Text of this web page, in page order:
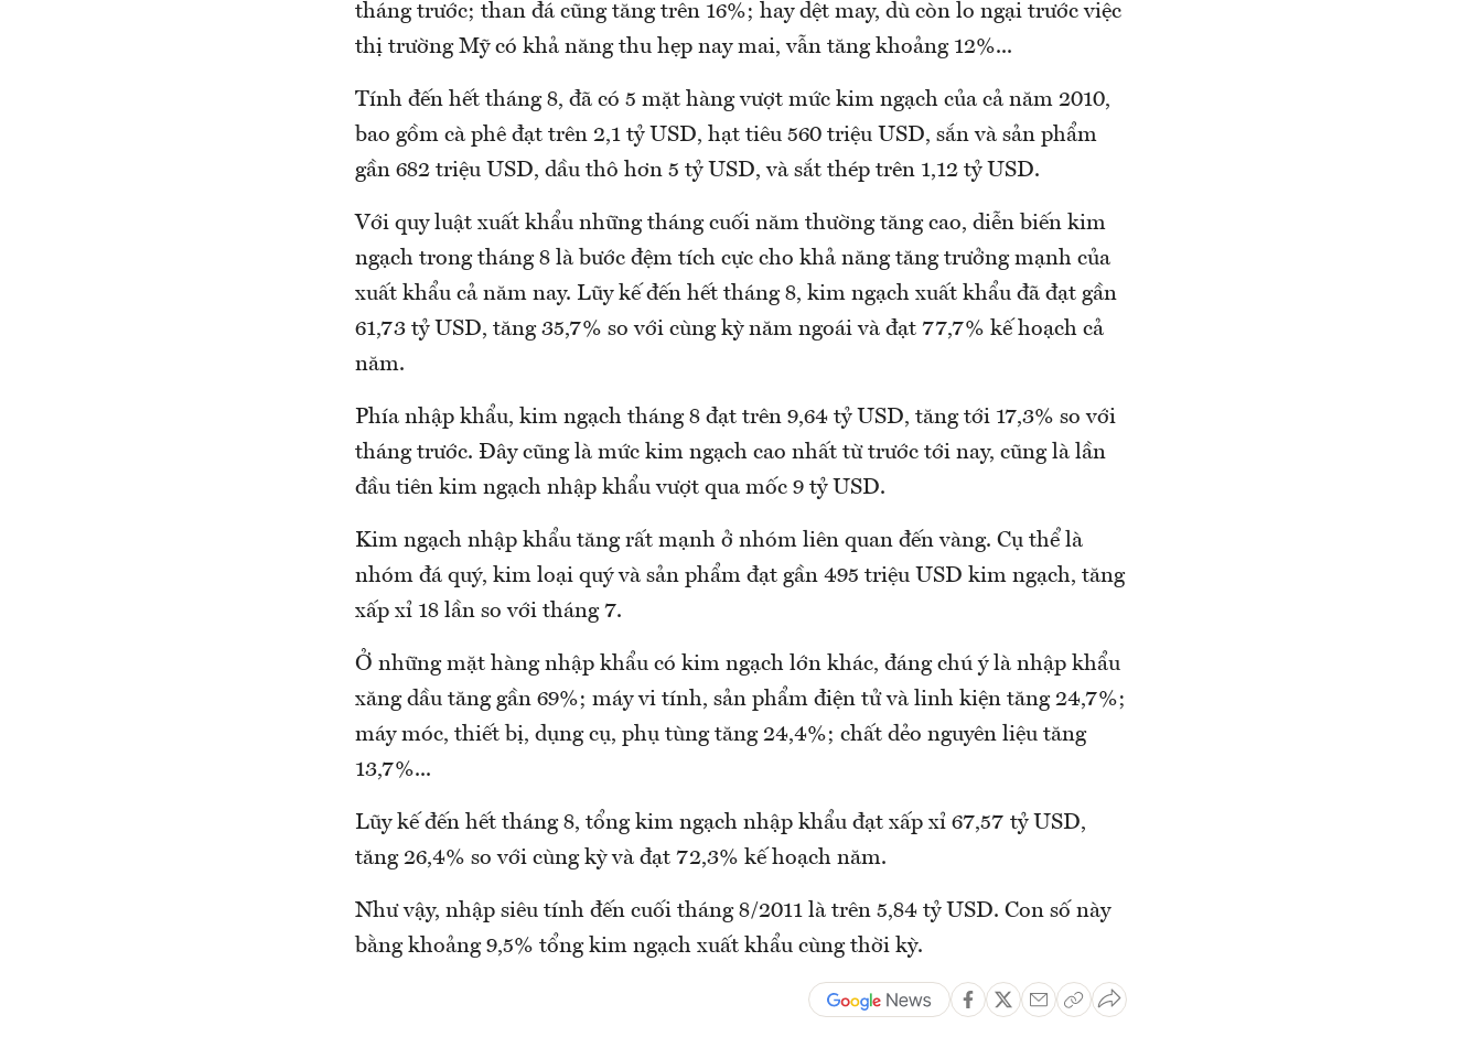
tháng trước; than đá cũng tăng trên 16%; hay dệt may, dù còn lo ngại trước việc
thị trường Mỹ có khả năng thu hẹp nay mai, vẫn tăng khoảng 12%...
Tính đến hết tháng 8, đã có 5 mặt hàng vượt mức kim ngạch của cả năm 2010,
bao gồm cà phê đạt trên 2,1 tỷ USD, hạt tiêu 560 triệu USD, sắn và sản phẩm
gần 682 triệu USD, dầu thô hơn 5 tỷ USD, và sắt thép trên 1,12 tỷ USD.
Với quy luật xuất khẩu những tháng cuối năm thường tăng cao, diễn biến kim
ngạch trong tháng 8 là bước đệm tích cực cho khả năng tăng trưởng mạnh của
xuất khẩu cả năm nay. Lũy kế đến hết tháng 8, kim ngạch xuất khẩu đã đạt gần
61,73 tỷ USD, tăng 35,7% so với cùng kỳ năm ngoái và đạt 77,7% kế hoạch cả
năm.
Phía nhập khẩu, kim ngạch tháng 8 đạt trên 9,64 tỷ USD, tăng tới 17,3% so với
tháng trước. Đây cũng là mức kim ngạch cao nhất từ trước tới nay, cũng là lần
đầu tiên kim ngạch nhập khẩu vượt qua mốc 9 tỷ USD.
Kim ngạch nhập khẩu tăng rất mạnh ở nhóm liên quan đến vàng. Cụ thể là
nhóm đá quý, kim loại quý và sản phẩm đạt gần 495 triệu USD kim ngạch, tăng
xấp xỉ 18 lần so với tháng 7.
Ở những mặt hàng nhập khẩu có kim ngạch lớn khác, đáng chú ý là nhập khẩu
xăng dầu tăng gần 69%; máy vi tính, sản phẩm điện tử và linh kiện tăng 24,7%;
máy móc, thiết bị, dụng cụ, phụ tùng tăng 24,4%; chất dẻo nguyên liệu tăng
13,7%...
Lũy kế đến hết tháng 8, tổng kim ngạch nhập khẩu đạt xấp xỉ 67,57 tỷ USD,
tăng 26,4% so với cùng kỳ và đạt 72,3% kế hoạch năm.
Như vậy, nhập siêu tính đến cuối tháng 8/2011 là trên 5,84 tỷ USD. Con số này
bằng khoảng 9,5% tổng kim ngạch xuất khẩu cùng thời kỳ.